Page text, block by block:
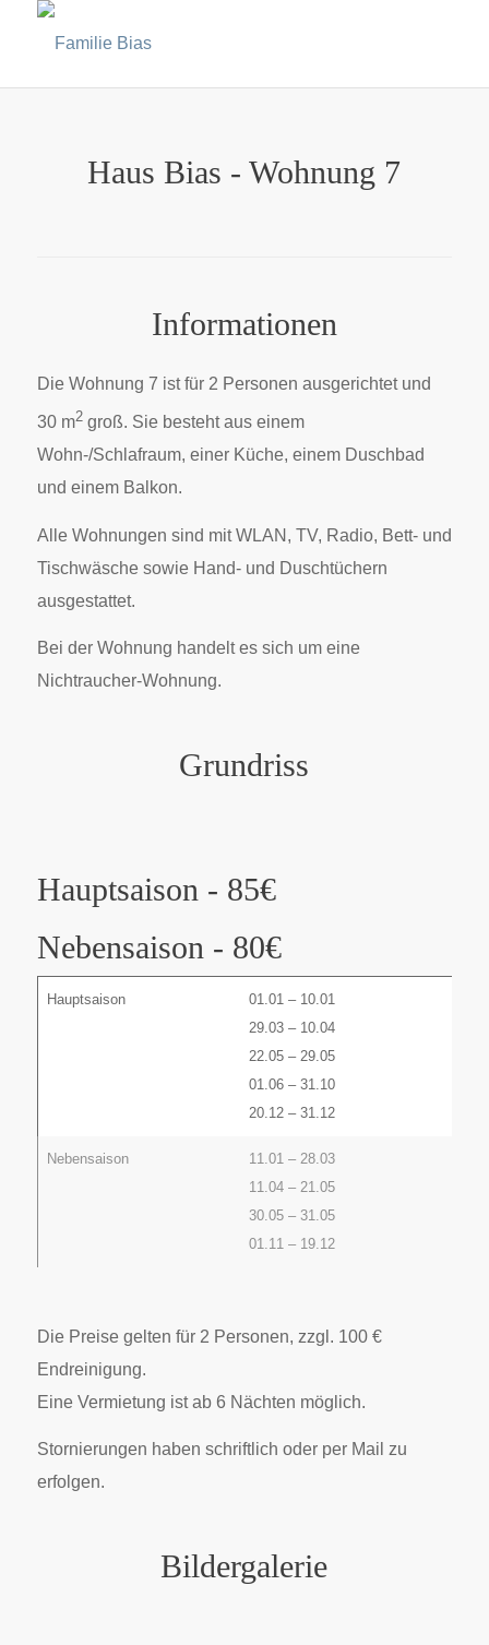
Haus Bias - Wohnung 7
Informationen
Die Wohnung 7 ist für 2 Personen ausgerichtet und
30 m2groß. Sie besteht aus einem
Wohn-/Schlafraum, einer Küche, einem Duschbad
und einem Balkon.
Alle Wohnungen sind mit WLAN, TV, Radio, Bett- und
Tischwäsche sowie Hand- und Duschtüchern
ausgestattet.
Bei der Wohnung handelt es sich um eine
Nichtraucher-Wohnung.
Grundriss
Hauptsaison - 85€
Nebensaison - 80€
Hauptsaison
01.01 – 10.01
29.03 – 10.04
22.05 – 29.05
01.06 – 31.10
20.12 – 31.12
Nebensaison
11.01 – 28.03
11.04 – 21.05
30.05 – 31.05
01.11 – 19.12
Die Preise gelten für 2 Personen, zzgl. 100 €
Endreinigung.
Eine Vermietung ist ab 6 Nächten möglich.
Stornierungen haben schriftlich oder per Mail zu
erfolgen.
Bildergalerie